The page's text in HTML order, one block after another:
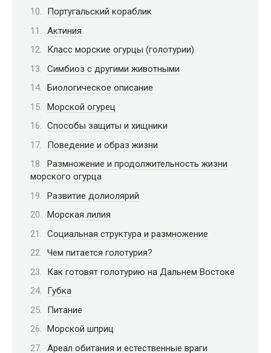
Португальский кораблик
Актиния
Класс морские огурцы (голотурии)
Симбиоз с другими животными
Биологическое описание
Морской огурец
Способы защиты и хищники
Поведение и образ жизни
Размножение и продолжительность жизни
морского огурца
Развитие долиолярий
Морская лилия
Социальная структура и размножение
Чем питается голотурия?
Как готовят голотурию на Дальнем Востоке
Губка
Питание
Морской шприц
Ареал обитания и естественные враги